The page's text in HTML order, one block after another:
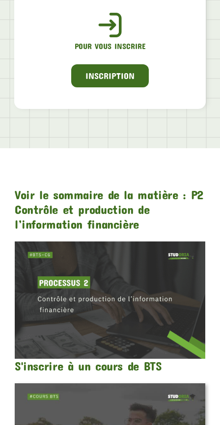
POUR VOUS INSCRIRE
INSCRIPTION
Voir le sommaire de la matière : P2
Contrôle et production de
l’information financière
S'inscrire à un cours de BTS